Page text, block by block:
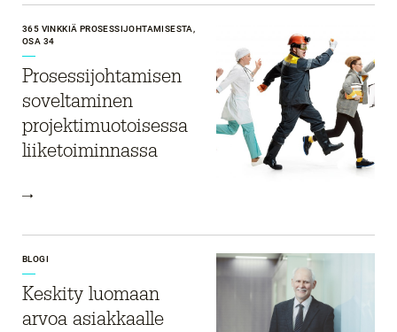
365 VINKKIÄ PROSESSIJOHTAMISESTA,
OSA 34
Prosessijohtamisen
soveltaminen
projektimuotoisessa
liiketoiminnassa
BLOGI
Keskity luomaan
arvoa asiakkaalle